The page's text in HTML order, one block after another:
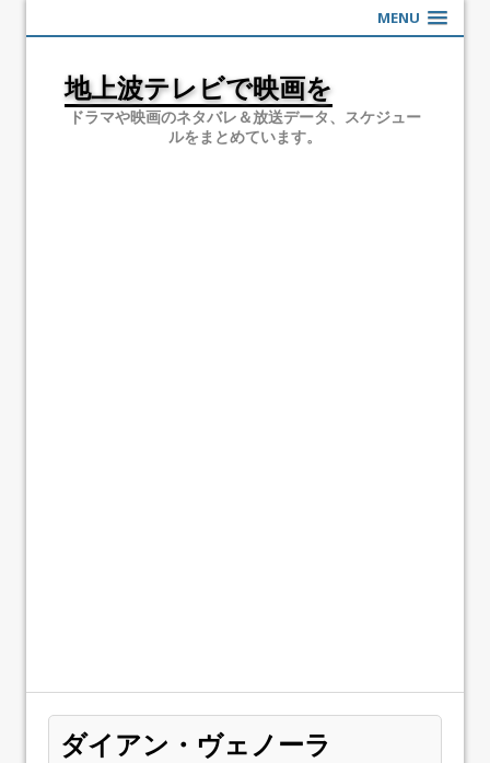
MENU
地上波テレビで映画を
ドラマや映画のネタバレ＆放送データ、スケジュー
ルをまとめています。
ダイアン・ヴェノーラ